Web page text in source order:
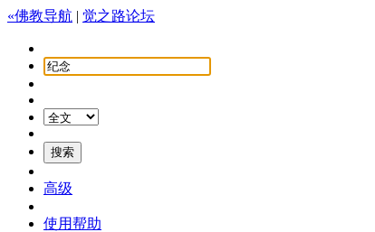
«佛教导航 | 觉之路论坛
高级
使用帮助